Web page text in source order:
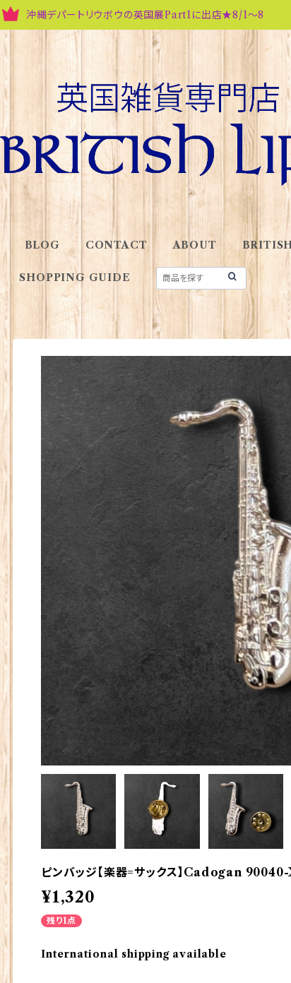
沖縄デパートリウボウの英国展Part1に出店★8/1～8
BLOG CONTACT ABOUT
SHOPPING GUIDE
ピンバッジ【楽器=サックス】Cadogan
¥1,320
残り1点
International shipping available